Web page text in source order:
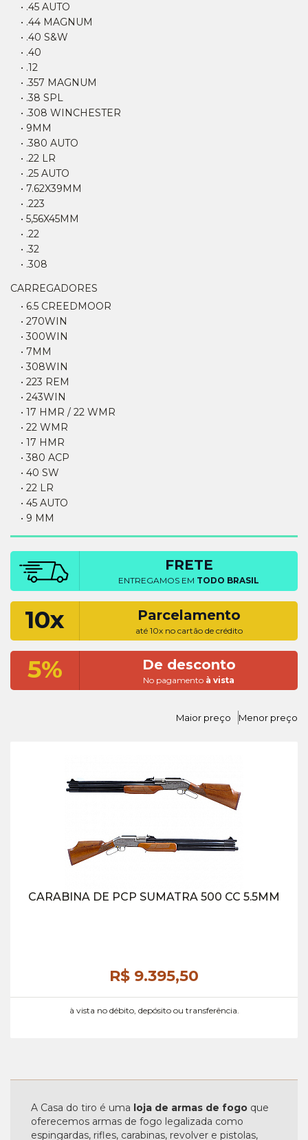
• .45 AUTO
• .44 MAGNUM
• .40 S&W
• .40
• .12
• .357 MAGNUM
• .38 SPL
• .308 WINCHESTER
• 9MM
• .380 AUTO
• .22 LR
• .25 AUTO
• 7.62X39MM
• .223
• 5,56X45MM
• .22
• .32
• .308
CARREGADORES
• 6.5 CREEDMOOR
• 270WIN
• 300WIN
• 7MM
• 308WIN
• 223 REM
• 243WIN
• 17 HMR / 22 WMR
• 22 WMR
• 17 HMR
• 380 ACP
• 40 SW
• 22 LR
• 45 AUTO
• 9 MM
FRETE
ENTREGAMOS EM TODO BRASIL
10x Parcelamento
até 10x no cartão de crédito
5% De desconto
No pagamento à vista
Maior preço Menor preço
CARABINA DE PCP SUMATRA 500 CC 5.5MM
R$ 9.395,50
à vista no débito, depósito ou transferência.
A Casa do tiro é uma loja de armas de fogo que
oferecemos armas de fogo legalizada como
espingardas, rifles, carabinas, revolver e pistolas,